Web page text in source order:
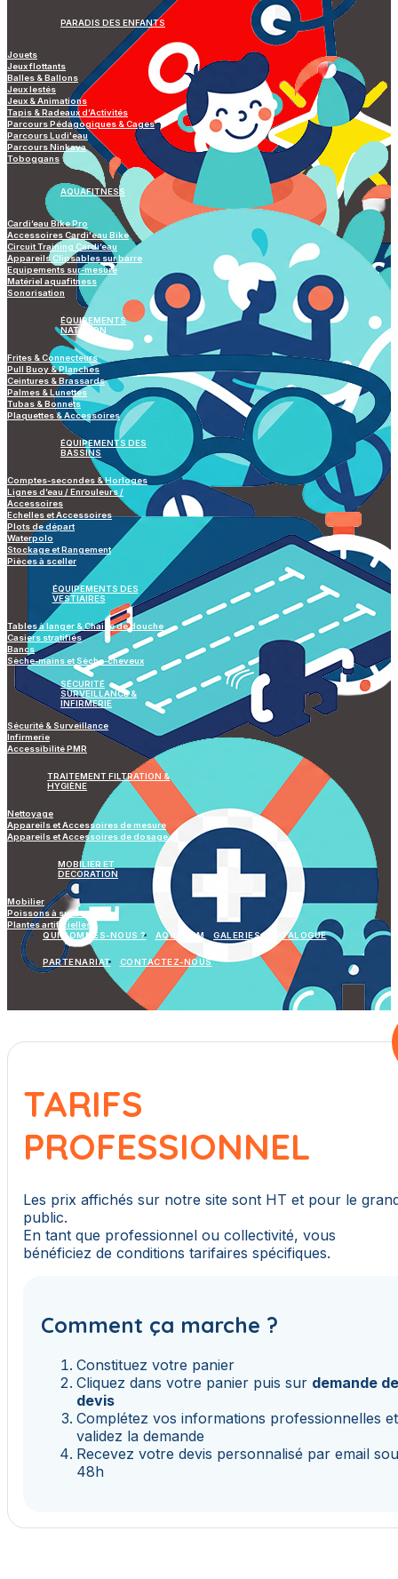
PARADIS DES ENFANTS
Jouets
Jeux flottants
Balles & Ballons
Jeux lestés
Jeux & Animations
Tapis & Radeaux d’Activités
Parcours Pédagogiques & Cages
Parcours Ludi'eau
Parcours Ninkaya
Toboggans
AQUAFITNESS
Cardi’eau Bike Pro
Accessoires Cardi'eau Bike
Circuit Training Cardi’eau
Appareils Clipsables sur barre
Equipements sur-mesure
Matériel aquafitness
Sonorisation
ÉQUIPEMENTS
NATATION
Frites & Connecteurs
Pull Buoy & Planches
Ceintures & Brassards
Palmes & Lunettes
Tubas & Bonnets
Plaquettes & Accessoires
ÉQUIPEMENTS DES
BASSINS
Comptes-secondes & Horloges
Lignes d’eau / Enrouleurs /
Accessoires
Echelles et Accessoires
Plots de départ
Waterpolo
Stockage et Rangement
Pièces à sceller
ÉQUIPEMENTS DES
VESTIAIRES
Tables à langer & Chaise de douche
Casiers stratifiés
Bancs
Sèche-mains et Sèche-cheveux
SÉCURITÉ
SURVEILLANCE &
INFIRMERIE
Sécurité & Surveillance
Infirmerie
Accessibilité PMR
TRAITEMENT FILTRATION &
HYGIÈNE
Nettoyage
Appareils et Accessoires de mesure
Appareils et Accessoires de dosage
MOBILIER ET
DECORATION
Mobilier
Poissons à suspendre
Plantes artificielles
QUI SOMMES-NOUS ?
AQUAGYM GALERIES CATALOGUE
PARTENARIAT CONTACTEZ-NOUS
TARIFS
PROFESSIONNEL
Les prix affichés sur notre site sont HT et pour le
public.
En tant que professionnel ou collectivité, vous
bénéficiez de conditions tarifaires spécifiques.
Comment ça marche ?
Constituez votre panier
Cliquez dans votre panier puis sur demande
devis
Complétez vos informations professionnelles et
validez la demande
Recevez votre devis personnalisé par email
48h